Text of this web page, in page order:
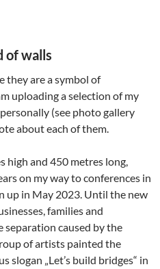
of walls
they are a symbol of
uploading a selection of my
(see photo gallery
about each of them.
high and 450 metres long,
on my way to conferences in
up in May 2023. Until the new
families and
caused by the
of artists painted the
slogan „Let’s build bridges“ in